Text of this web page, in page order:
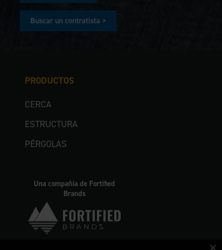
PRODUCTOS
CERCA
ESTRUCTURA
PÉRGOLAS
Una compañía de Fortified
Brands
Buscar un contratista >